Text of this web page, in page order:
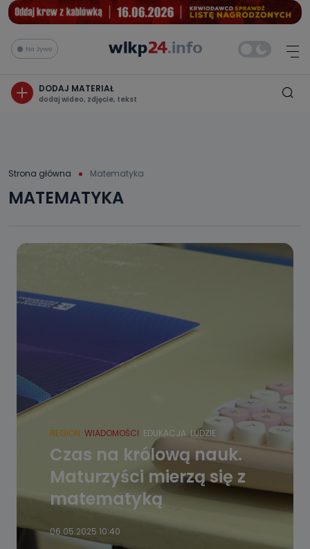
Na żywo
DODAJ MATERIAŁ
dodaj wideo, zdjęcie, tekst
Strona główna Matematyka
MATEMATYKA
REGION WIADOMOŚCI EDUKACJA LUDZIE
Czas na królową nauk.
Maturzyści mierzą się z
matematyką
06.05.2025 10:40